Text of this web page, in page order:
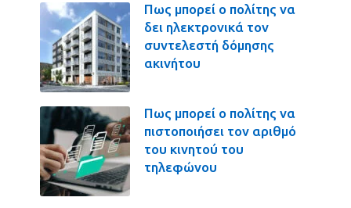
Πως μπορεί ο πολίτης να
δει ηλεκτρονικά τον
συντελεστή δόμησης
ακινήτου
Πως μπορεί ο πολίτης να
πιστοποιήσει τον αριθμό
του κινητού του
τηλεφώνου